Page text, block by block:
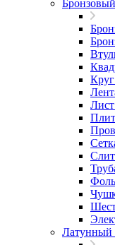
Латунный